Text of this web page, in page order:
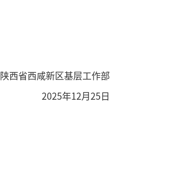
陕西省西咸新区基层工作部
2025年12月25日